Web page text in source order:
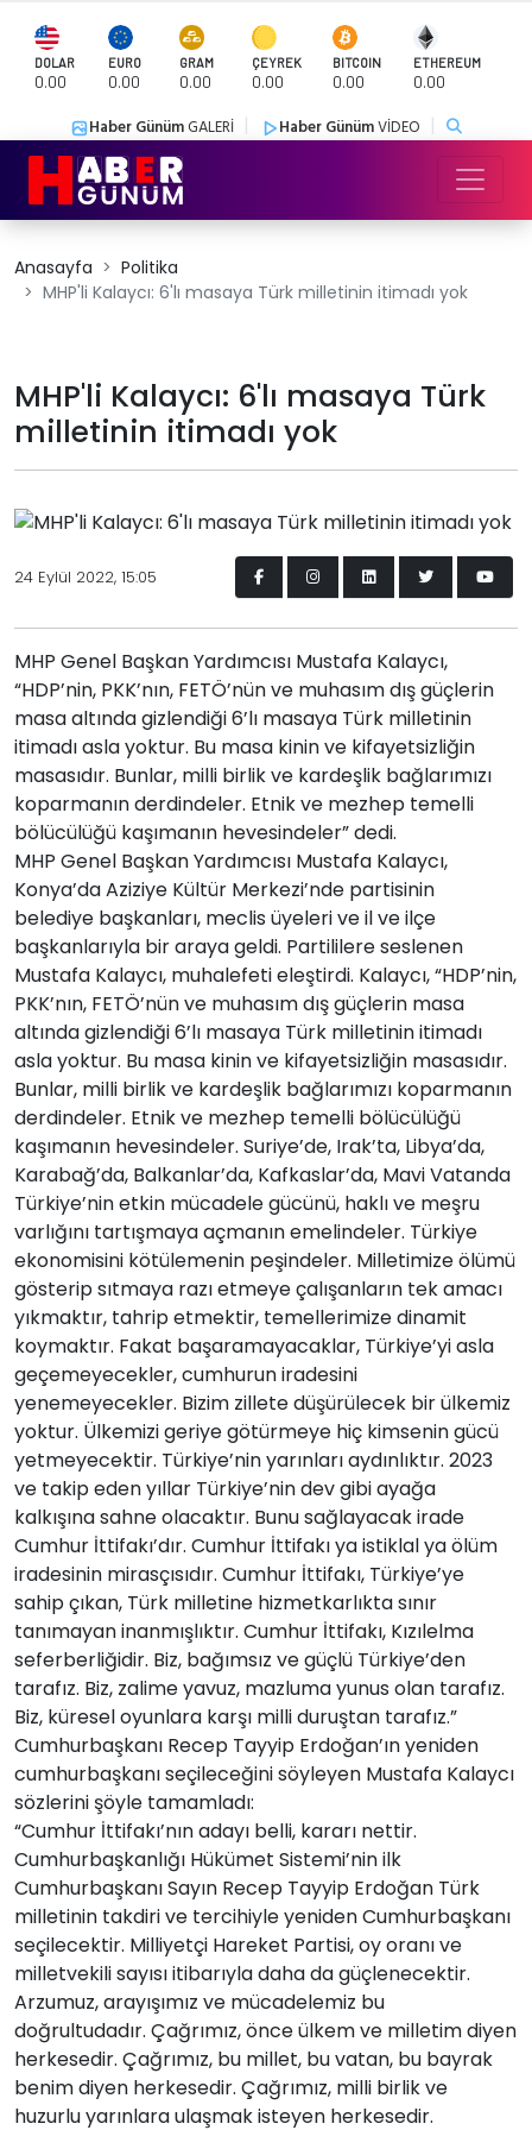
DOLAR
0.00
EURO
0.00
GRAM
0.00
ÇEYREK
0.00
BITCOIN
0.00
ETHEREUM
0.00
Haber GünümGALERİ | Haber GünümVİDEO |
Anasayfa
Politika
MHP'li Kalaycı: 6'lı masaya Türk milletinin itimadı yok
MHP'li Kalaycı: 6'lı masaya Türk
milletinin itimadı yok
24 Eylül 2022, 15:05
MHP Genel Başkan Yardımcısı Mustafa Kalaycı,
“HDP’nin, PKK’nın, FETÖ’nün ve muhasım dış güçlerin
masa altında gizlendiği 6’lı masaya Türk milletinin
itimadı asla yoktur. Bu masa kinin ve kifayetsizliğin
masasıdır. Bunlar, milli birlik ve kardeşlik bağlarımızı
koparmanın derdindeler. Etnik ve mezhep temelli
bölücülüğü kaşımanın hevesindeler” dedi.
MHP Genel Başkan Yardımcısı Mustafa Kalaycı,
Konya’da Aziziye Kültür Merkezi’nde partisinin
belediye başkanları, meclis üyeleri ve il ve ilçe
başkanlarıyla bir araya geldi. Partililere seslenen
Mustafa Kalaycı, muhalefeti eleştirdi. Kalaycı, “HDP’nin,
PKK’nın, FETÖ’nün ve muhasım dış güçlerin masa
altında gizlendiği 6’lı masaya Türk milletinin itimadı
asla yoktur. Bu masa kinin ve kifayetsizliğin masasıdır.
Bunlar, milli birlik ve kardeşlik bağlarımızı koparmanın
derdindeler. Etnik ve mezhep temelli bölücülüğü
kaşımanın hevesindeler. Suriye’de, Irak’ta, Libya’da,
Karabağ’da, Balkanlar’da, Kafkaslar’da, Mavi Vatanda
Türkiye’nin etkin mücadele gücünü, haklı ve meşru
varlığını tartışmaya açmanın emelindeler. Türkiye
ekonomisini kötülemenin peşindeler. Milletimize ölümü
gösterip sıtmaya razı etmeye çalışanların tek amacı
yıkmaktır, tahrip etmektir, temellerimize dinamit
koymaktır. Fakat başaramayacaklar, Türkiye’yi asla
geçemeyecekler, cumhurun iradesini
yenemeyecekler. Bizim zillete düşürülecek bir ülkemiz
yoktur. Ülkemizi geriye götürmeye hiç kimsenin gücü
yetmeyecektir. Türkiye’nin yarınları aydınlıktır. 2023
ve takip eden yıllar Türkiye’nin dev gibi ayağa
kalkışına sahne olacaktır. Bunu sağlayacak irade
Cumhur İttifakı’dır. Cumhur İttifakı ya istiklal ya ölüm
iradesinin mirasçısıdır. Cumhur İttifakı, Türkiye’ye
sahip çıkan, Türk milletine hizmetkarlıkta sınır
tanımayan inanmışlıktır. Cumhur İttifakı, Kızılelma
seferberliğidir. Biz, bağımsız ve güçlü Türkiye’den
tarafız. Biz, zalime yavuz, mazluma yunus olan tarafız.
Biz, küresel oyunlara karşı milli duruştan tarafız.”
Cumhurbaşkanı Recep Tayyip Erdoğan’ın yeniden
cumhurbaşkanı seçileceğini söyleyen Mustafa Kalaycı
sözlerini şöyle tamamladı:
“Cumhur İttifakı’nın adayı belli, kararı nettir.
Cumhurbaşkanlığı Hükümet Sistemi’nin ilk
Cumhurbaşkanı Sayın Recep Tayyip Erdoğan Türk
milletinin takdiri ve tercihiyle yeniden Cumhurbaşkanı
seçilecektir. Milliyetçi Hareket Partisi, oy oranı ve
milletvekili sayısı itibarıyla daha da güçlenecektir.
Arzumuz, arayışımız ve mücadelemiz bu
doğrultudadır. Çağrımız, önce ülkem ve milletim diyen
herkesedir. Çağrımız, bu millet, bu vatan, bu bayrak
benim diyen herkesedir. Çağrımız, milli birlik ve
huzurlu yarınlara ulaşmak isteyen herkesedir.